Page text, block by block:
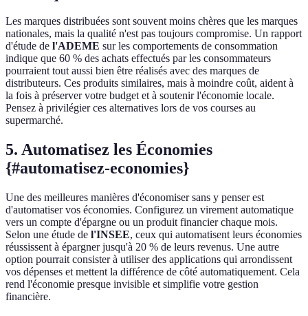
Les marques distribuées sont souvent moins chères que les marques
nationales, mais la qualité n'est pas toujours compromise. Un rapport
d'étude de l'ADEME sur les comportements de consommation
indique que 60 % des achats effectués par les consommateurs
pourraient tout aussi bien être réalisés avec des marques de
distributeurs. Ces produits similaires, mais à moindre coût, aident à
la fois à préserver votre budget et à soutenir l'économie locale.
Pensez à privilégier ces alternatives lors de vos courses au
supermarché.
5. Automatisez les Économies
{#automatisez-economies}
Une des meilleures manières d'économiser sans y penser est
d'automatiser vos économies. Configurez un virement automatique
vers un compte d'épargne ou un produit financier chaque mois.
Selon une étude de l'INSEE, ceux qui automatisent leurs économies
réussissent à épargner jusqu'à 20 % de leurs revenus. Une autre
option pourrait consister à utiliser des applications qui arrondissent
vos dépenses et mettent la différence de côté automatiquement. Cela
rend l'économie presque invisible et simplifie votre gestion
financière.